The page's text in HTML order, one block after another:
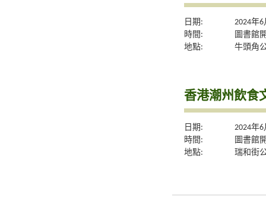
日期:
2024年
時間:
圖書館
地點:
牛頭角
香港潮州飲食
日期:
2024年
時間:
圖書館
地點:
瑞和街